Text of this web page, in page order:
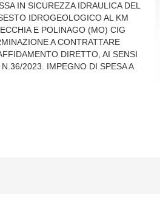
IN SICUREZZA IDRAULICA DEL
IDROGEOLOGICO AL KM
E POLINAGO (MO) CIG
A CONTRATTARE
DIRETTO, AI SENSI
2023. IMPEGNO DI SPESA A